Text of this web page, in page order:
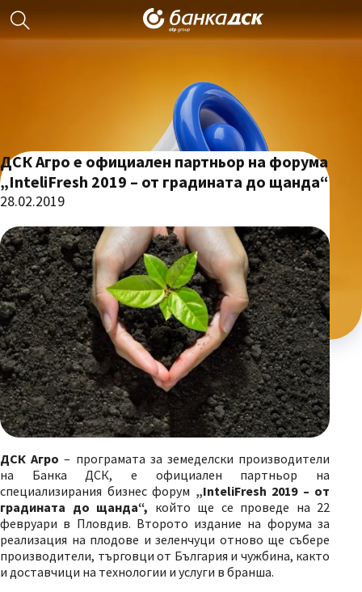
ДСК Агро е официален партньор на форума
„InteliFresh 2019 – от градината до щанда“
28.02.2019
ДСК Агро – програмата за земеделски производители
на Банка ДСК, е официален партньор на
специализирания бизнес форум „InteliFresh 2019 – от
градината до щанда“, който ще се проведе на 22
февруари в Пловдив. Второто издание на форума за
реализация на плодове и зеленчуци отново ще събере
производители, търговци от България и чужбина, както
и доставчици на технологии и услуги в бранша.